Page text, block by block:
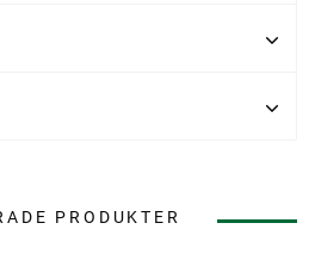
PRODUKTER